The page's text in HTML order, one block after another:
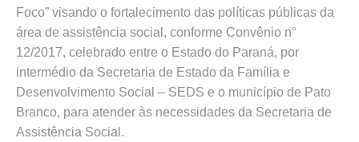
Foco” visando o fortalecimento das políticas públicas da
área de assistência social, conforme Convênio n°
12/2017, celebrado entre o Estado do Paraná, por
intermédio da Secretaria de Estado da Família e
Desenvolvimento Social – SEDS e o município de Pato
Branco, para atender às necessidades da Secretaria de
Assistência Social.